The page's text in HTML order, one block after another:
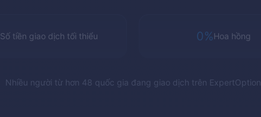
Số tiền giao dịch tối thiểu 0%Hoa hồng
Nhiều người từ hơn 48 quốc gia đang giao dịch trên ExpertOption